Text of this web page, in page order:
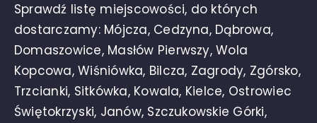
Sprawdź listę miejscowości, do których
dostarczamy: Mójcza, Cedzyna, Dąbrowa,
Domaszowice, Masłów Pierwszy, Wola
Kopcowa, Wiśniówka, Bilcza, Zagrody, Zgórsko,
Trzcianki, Sitkówka, Kowala, Kielce, Ostrowiec
Świętokrzyski, Janów, Szczukowskie Górki,